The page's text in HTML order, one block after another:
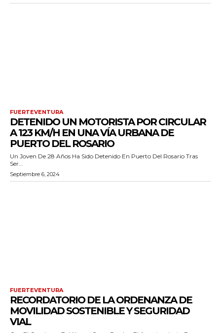
FUERTEVENTURA
DETENIDO UN MOTORISTA POR CIRCULAR
A 123 KM/H EN UNA VÍA URBANA DE
PUERTO DEL ROSARIO
Un Joven De 28 Años Ha Sido Detenido En Puerto Del Rosario Tras
Ser...
Septiembre 6, 2024
FUERTEVENTURA
RECORDATORIO DE LA ORDENANZA DE
MOVILIDAD SOSTENIBLE Y SEGURIDAD
VIAL